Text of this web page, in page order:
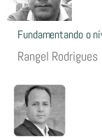
Fundamentando o
Rangel Rodrigues